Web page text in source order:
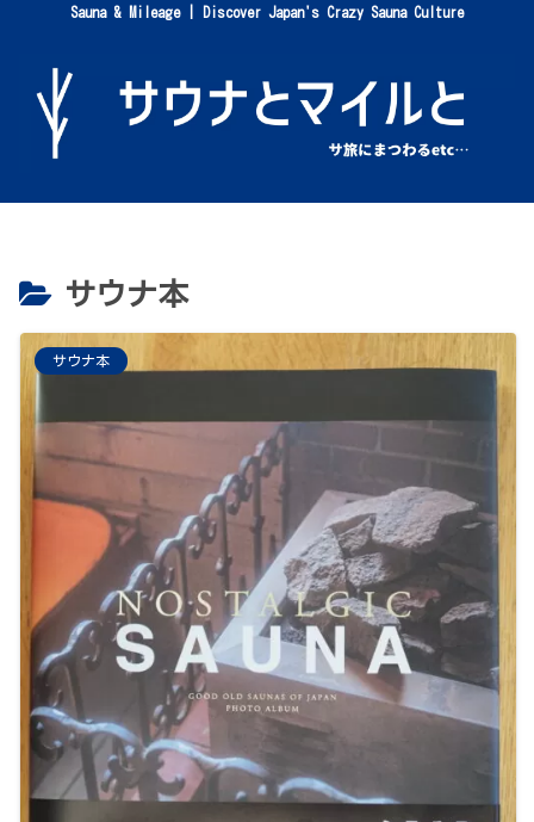
Sauna & Mileage | Discover Japan's Crazy Sauna Culture
サウナ本
サウナ本